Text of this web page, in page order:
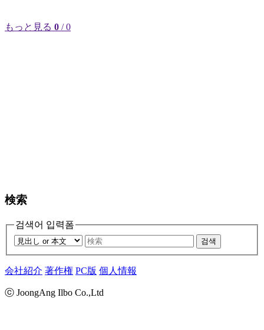
もっと見る 0 / 0
検索
검색어 입력폼
검색
会社紹介 著作権 PC版 個人情報
ⓒ JoongAng Ilbo Co.,Ltd